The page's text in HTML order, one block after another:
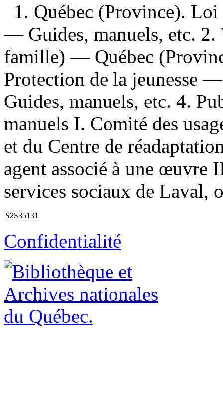
1. Québec (Province).
— Guides, manuels, etc. 2.
famille) — Québec
Protection de la
Guides, manuels, etc. 4.
manuels I. Comité des
et du Centre de
agent associé à une œuvre
services sociaux de Laval,
S2S35131
Confidentialité